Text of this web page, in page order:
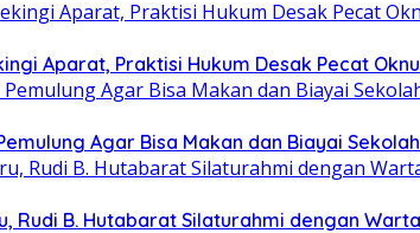
Aparat, Praktisi Hukum Desak Pecat
Agar Bisa Makan dan Biayai
Rudi B. Hutabarat Silaturahmi dengan